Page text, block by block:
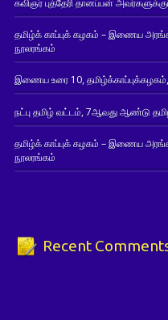
தமிழ்க் காப்புக் கழகம் – இணைய
நூலரங்கம்
இணைய உரை 10, தமிழ்க்காப்புக்கழகம்,
நட்பு தமிழ் வட்டம், 7ஆவது ஆண்டு
தமிழ்க் காப்புக் கழகம் – இணைய
நூலரங்கம்
Recent